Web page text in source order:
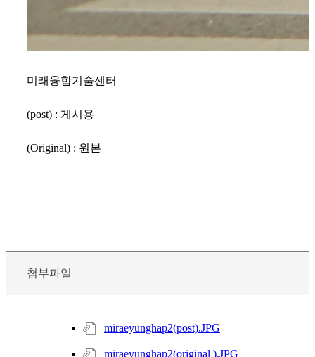
미래융합기술센터
(post) : 게시용
(Original) : 원본
첨부파일
miraeyunghap2(post).JPG
miraeyunghap2(original ).JPG